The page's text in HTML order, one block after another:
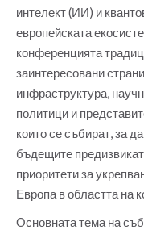
интелект (ИИ) и
европейската
конференцията
заинтересовани
инфраструктура,
политици и
които се събират, за
бъдещите
приоритети за
Европа в областта на
Основната тема на